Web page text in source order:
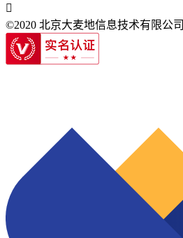

©2020 北京大麦地信息技术有限公司